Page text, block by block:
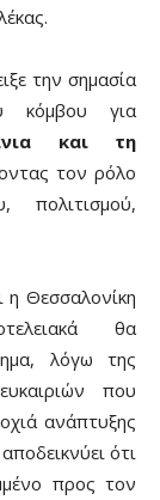
την σημασία
κόμβου για
και τη
τον ρόλο
η Θεσσαλονίκη
θα
λόγω της
που
ανάπτυξης
ότι
προς τον